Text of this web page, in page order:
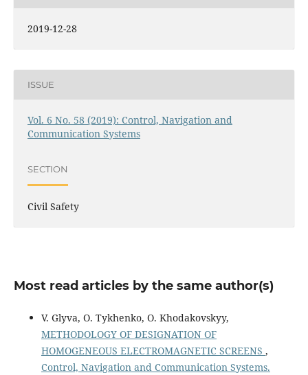
2019-12-28
ISSUE
Vol. 6 No. 58 (2019): Control, Navigation and
Communication Systems
SECTION
Civil Safety
Most read articles by the same author(s)
V. Glyva, O. Tykhenko, O. Khodakovskyy,
METHODOLOGY OF DESIGNATION OF
HOMOGENEOUS ELECTROMAGNETIC SCREENS ,
Control, Navigation and Communication Systems.